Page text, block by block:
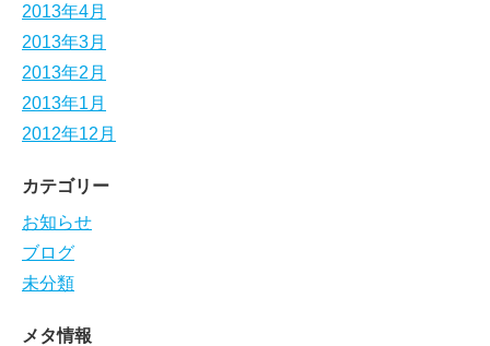
2013年4月
2013年3月
2013年2月
2013年1月
2012年12月
カテゴリー
お知らせ
ブログ
未分類
メタ情報